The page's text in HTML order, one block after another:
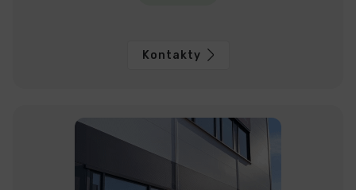
Kontakty